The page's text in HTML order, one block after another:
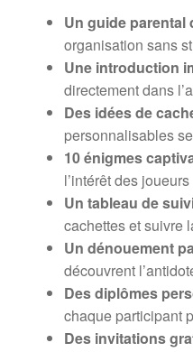
Un guide parental
organisation sans
Une introduction
directement dans
Des idées de
personnalisables
10 énigmes
l’intérêt des
Un tableau de
cachettes et suivre
Un dénouement
découvrent
Des diplômes
chaque participant
Des invitations